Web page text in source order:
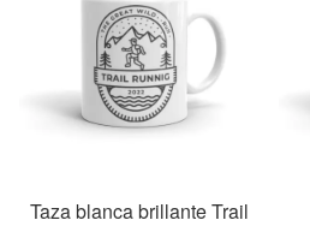
Taza blanca brillante Trail